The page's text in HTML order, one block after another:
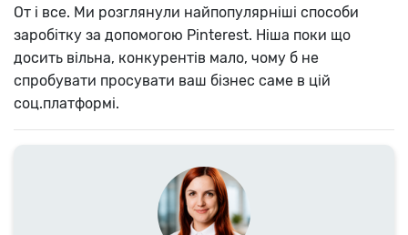
От і все. Ми розглянули найпопулярніші способи
заробітку за допомогою Pinterest. Ніша поки що
досить вільна, конкурентів мало, чому б не
спробувати просувати ваш бізнес саме в цій
соц.платформі.